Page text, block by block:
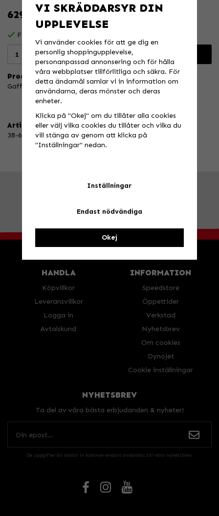
629 KR
Finns i lager för omgående leverans
Lägg i varukorgen
Produktbeskrivning:
Gaffelrenoveringssats
Artikelnummer:
38-6082
Tel. 026-270030 /
HANDLA
Köpvillkor
Leveransvillkor
Logga in
Avtalskund
INFORMATION
Speedstore
Öppettider
Verkstad
Nyhetsbrev
Om cookies
Dynojet
Cookie inställningar
NYHETSBREV
Ta del av våra bästa erbjudanden & nyheter!
De uppgifter du matar in kommer endast användas till våra nyhetsbrev.
VI SKRÄDDARSYR DIN
UPPLEVELSE
Vi använder cookies för att ge dig en
personlig shoppingupplevelse,
personanpassad annonsering och för hålla
våra webbplatser tillförlitliga och säkra. För
detta ändamål samlar vi in information om
användarna, deras mönster och deras
enheter.
Klicka på "Okej" om du tillåter alla cookies
eller välj vilka cookies du tillåter och vilka du
vill stänga av genom att klicka på
"Inställningar" nedan.
Inställningar
Endast nödvändiga
Okej